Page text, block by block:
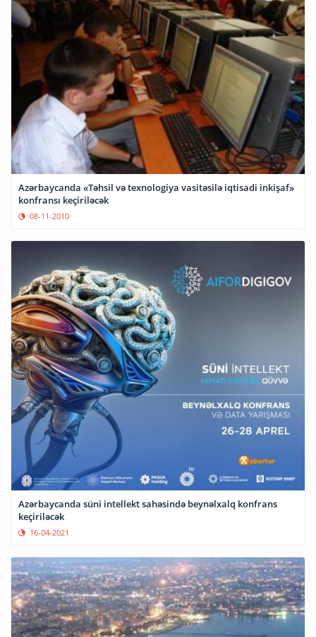
Azərbaycanda «Təhsil və texnologiya vasitəsilə iqtisadi inkişaf»
konfransı keçiriləcək
08-11-2010
Azərbaycanda süni intellekt sahəsində beynəlxalq konfrans
keçiriləcək
16-04-2021